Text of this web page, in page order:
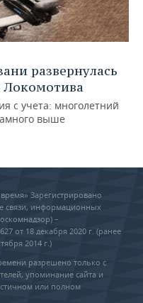
развернулась
Локомотива
с учета: многолетний
выше
Зарегистрировано
связи, информационных
–
от 18 декабря 2020 г. (ранее
2014 г.)
разрешено только с
упоминание сайта и
или полном